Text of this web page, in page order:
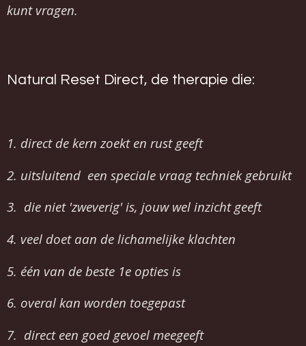
kunt vragen.
Natural Reset Direct, de therapie die:
1. direct de kern zoekt en rust geeft
2. uitsluitend een speciale vraag techniek gebruikt
3. die niet 'zweverig' is, jouw wel inzicht geeft
4. veel doet aan de lichamelijke klachten
5. één van de beste 1e opties is
6. overal kan worden toegepast
7. direct een goed gevoel meegeeft